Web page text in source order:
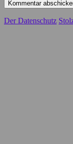
Der Datenschutz